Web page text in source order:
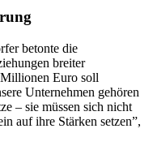
betonte die
breiter
Euro soll
Unternehmen gehören
– sie müssen sich nicht
auf ihre Stärken setzen”,